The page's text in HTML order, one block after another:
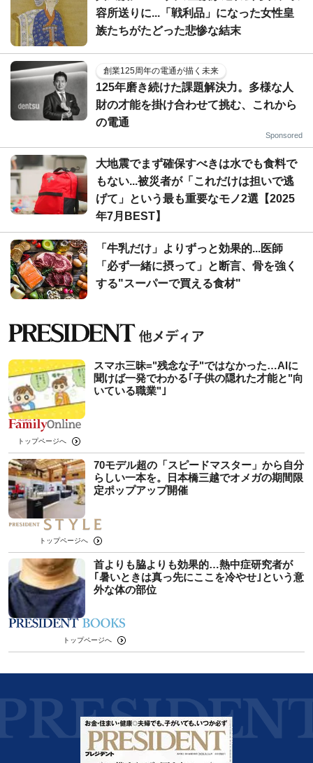
容所送りに...「戦利品」になった女性皇
族たちがたどった悲惨な結末
創業125周年の電通が描く未来
125年磨き続けた課題解決力。多様な人
財の才能を掛け合わせて挑む、これから
の電通
Sponsored
大地震でまず確保すべきは水でも食料で
もない...被災者が「これだけは担いで逃
げて」という最も重要なモノ2選【2025
年7月BEST】
「牛乳だけ」よりずっと効果的...医師
「必ず一緒に摂って」と断言、骨を強く
する"スーパーで買える食材"
スマホ三昧="残念な子"ではなかった…AIに
聞けば一発でわかる｢子供の隠れた才能と"向
いている職業"｣
トップページへ
70モデル超の「スピードマスター」から自分
らしい一本を。日本橋三越でオメガの期間限
定ポップアップ開催
トップページへ
首よりも脇よりも効果的…熱中症研究者が
｢暑いときは真っ先にここを冷やせ｣という意
外な体の部位
トップページへ